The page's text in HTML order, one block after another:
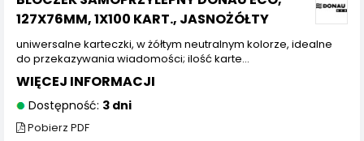
127X76MM, 1X100 KART., JASNOŻÓŁTY
uniwersalne karteczki, w żółtym neutralnym kolorze, idealne
do przekazywania wiadomości; ilość karte...
WIĘCEJ INFORMACJI
Dostępność: 3 dni
Pobierz PDF